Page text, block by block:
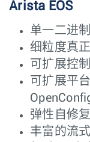
Arista EOS
单一二进
细粒度真
可扩展控
可扩展平
弹性自修
丰富的流